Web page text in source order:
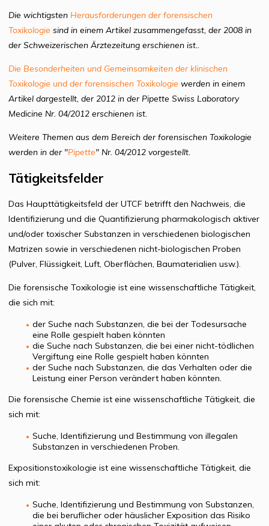
Die wichtigsten Herausforderungen der forensischen
Toxikologie sind in einem Artikel zusammengefasst, der 2008 in
der Schweizerischen Ärztezeitung erschienen ist..
Die Besonderheiten und Gemeinsamkeiten der klinischen
Toxikologie und der forensischen Toxikologie werden in einem
Artikel dargestellt, der 2012 in der Pipette Swiss Laboratory
Medicine Nr. 04/2012 erschienen ist.
Weitere Themen aus dem Bereich der forensischen Toxikologie
werden in der "Pipette" Nr. 04/2012 vorgestellt.
Tätigkeitsfelder
Das Haupttätigkeitsfeld der UTCF betrifft den Nachweis, die
Identifizierung und die Quantifizierung pharmakologisch aktiver
und/oder toxischer Substanzen in verschiedenen biologischen
Matrizen sowie in verschiedenen nicht-biologischen Proben
(Pulver, Flüssigkeit, Luft, Oberflächen, Baumaterialien usw.).
Die forensische Toxikologie ist eine wissenschaftliche Tätigkeit,
die sich mit:
der Suche nach Substanzen, die bei der Todesursache
eine Rolle gespielt haben könnten
die Suche nach Substanzen, die bei einer nicht-tödlichen
Vergiftung eine Rolle gespielt haben könnten
der Suche nach Substanzen, die das Verhalten oder die
Leistung einer Person verändert haben könnten.
Die forensische Chemie ist eine wissenschaftliche Tätigkeit, die
sich mit:
Suche, Identifizierung und Bestimmung von illegalen
Substanzen in verschiedenen Proben.
Expositionstoxikologie ist eine wissenschaftliche Tätigkeit, die
sich mit:
Suche, Identifizierung und Bestimmung von Substanzen,
die bei beruflicher oder häuslicher Exposition das Risiko